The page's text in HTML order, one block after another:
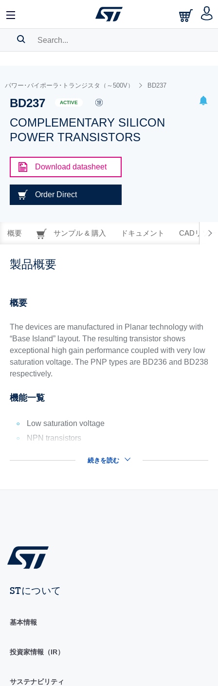
BOOKMARK
Pleaselog in to show your saved searches.
パワー･バイポーラ･トランジスタ（～500V） BD237
BD237 ACTIVE
COMPLEMENTARY SILICON
POWER TRANSISTORS
Download datasheet
Order Direct
概要 サンプル & 購入 ドキュメント CADリソー
製品概要
概要
The devices are manufactured in Planar technology with
“Base Island” layout. The resulting transistor shows
exceptional high gain performance coupled with very low
saturation voltage. The PNP types are BD236 and BD238
respectively.
機能一覧
Low saturation voltage
NPN transistors
続きを読む
STについて
基本情報
投資家情報（IR）
サステナビリティ